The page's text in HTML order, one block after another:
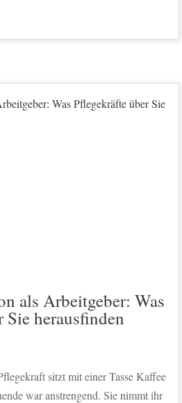
als Arbeitgeber: Was
Sie herausfinden
sitzt mit einer Tasse Kaffee
war anstrengend. Sie nimmt ihr